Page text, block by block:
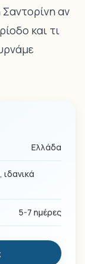
αν
και τι
Ελλάδα
5-7 ημέρες